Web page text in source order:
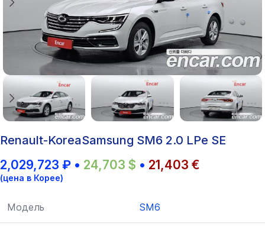
Renault-KoreaSamsung SM6 2.0 LPe SE
2,029,723 ₽ • 24,703 $ • 21,403 €
(цена в Корее)
Модель SM6